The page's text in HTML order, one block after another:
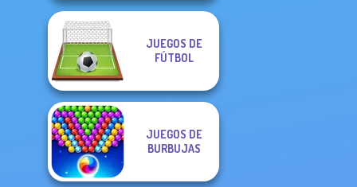
JUEGOS DE
FÚTBOL
JUEGOS DE
BURBUJAS